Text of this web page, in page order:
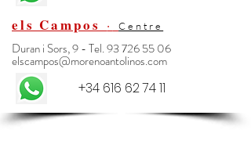
els Campos · Centre
Duran i Sors, 9 - Tel. 93 726 55 06
elscampos@morenoantolinos.com
+34 616 62 74 11